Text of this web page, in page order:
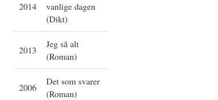
2014
vanlige dagen
(Dikt)
2013
Jeg så alt
(Roman)
2006
Det som svarer
(Roman)